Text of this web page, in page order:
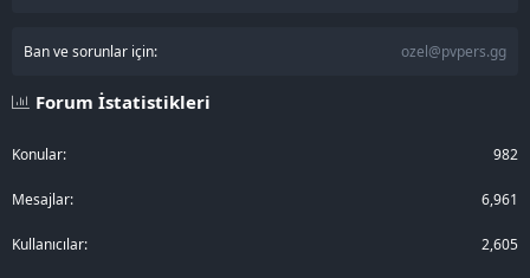
Ban ve sorunlar için: ozel@pvpers.gg
Forum İstatistikleri
Konular 982
Mesajlar 6,961
Kullanıcılar 2,605